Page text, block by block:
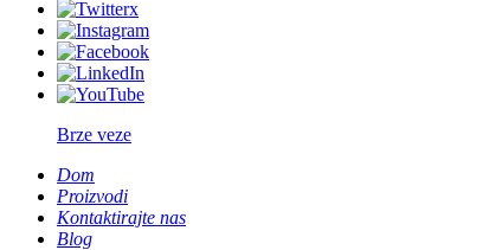
Brze veze
Dom
Proizvodi
Kontaktirajte nas
Blog